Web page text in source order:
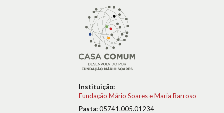
Instituição:
Fundação Mário Soares e Maria Barroso
Pasta:05741.005.01234